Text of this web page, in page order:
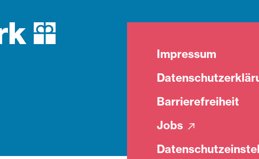
Impressum
Barrierefreiheit
Jobs